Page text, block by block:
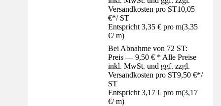
Versandkosten pro ST10,05
€*/ ST
Entspricht 3,35 € pro m(3,35
€/ m)
Bei Abnahme von 72 ST:
Preis — 9,50 € * Alle Preise
inkl. MwSt. und ggf. zzgl.
Versandkosten pro ST9,50 €*/
ST
Entspricht 3,17 € pro m(3,17
€/ m)